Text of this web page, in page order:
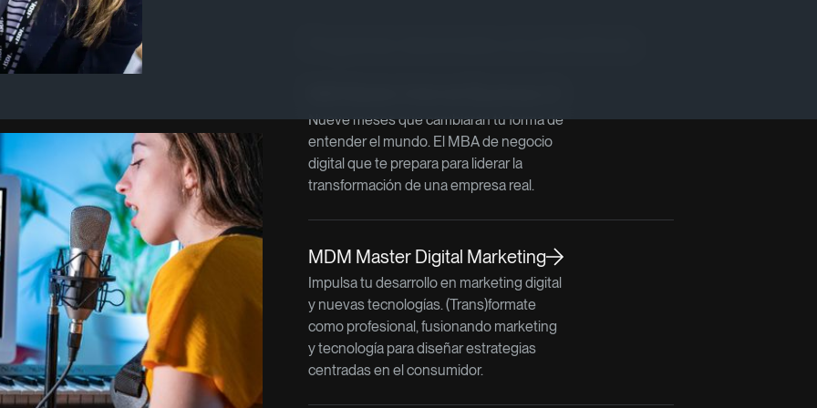
Nueve meses que cambiarán tu forma de
entender el mundo. El MBA de negocio
digital que te prepara para liderar la
transformación de una empresa real.
MDM Master Digital Marketing
Impulsa tu desarrollo en marketing digital
y nuevas tecnologías. (Trans)formate
como profesional, fusionando marketing
y tecnología para diseñar estrategias
centradas en el consumidor.